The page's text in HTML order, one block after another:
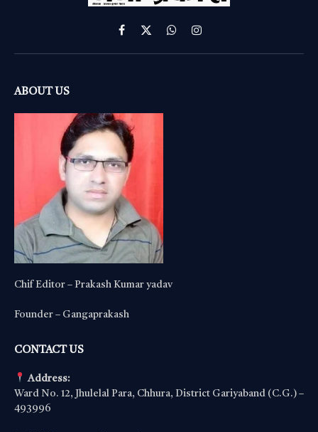
Facebook
X
(Twitter)
WhatsAppInstagram
ABOUT US
Chif Editor – Prakash Kumar yadav
Founder – Gangaprakash
CONTACT US
Address:
Ward No. 12, Jhulelal Para, Chhura, District Gariyaband (C.G.) –
493996